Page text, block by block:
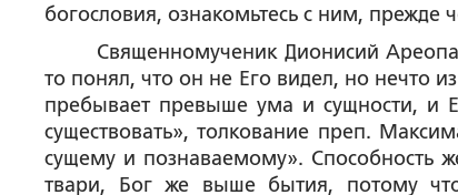
богословия, ознакомьтесь с ним, прежде
Священномученик Дионисий
то понял, что он не Его видел, но нечто
пребывает превыше ума и сущности, и
существовать», толкование преп.
сущему и познаваемому». Способность
твари, Бог же выше бытия, потому